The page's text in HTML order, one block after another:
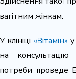
вагітним жінкам.
У клініці «Вітамін»
на
потреби проведе